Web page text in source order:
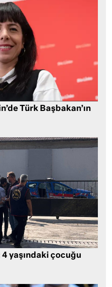
Türk Başbakan’ın
yaşındaki çocuğu